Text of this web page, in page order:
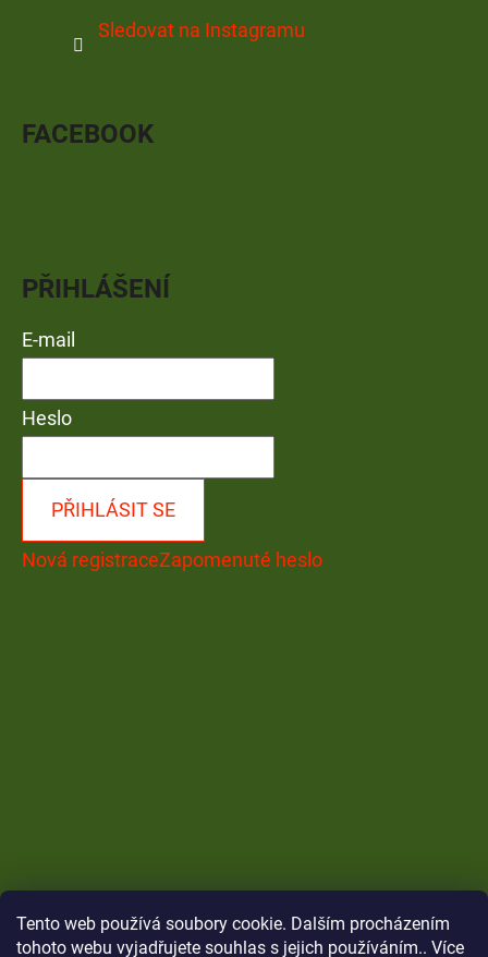
Tento web používá soubory cookie. Dalším procházením
tohoto webu vyjadřujete souhlas s jejich používáním.. Více
Sledovat na Instagramu
FACEBOOK
PŘIHLÁŠENÍ
E-mail
Heslo
PŘIHLÁSIT SE
Nová registraceZapomenuté heslo